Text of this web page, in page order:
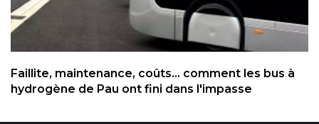
Faillite, maintenance, coûts... comment les bus à
hydrogène de Pau ont fini dans l'impasse